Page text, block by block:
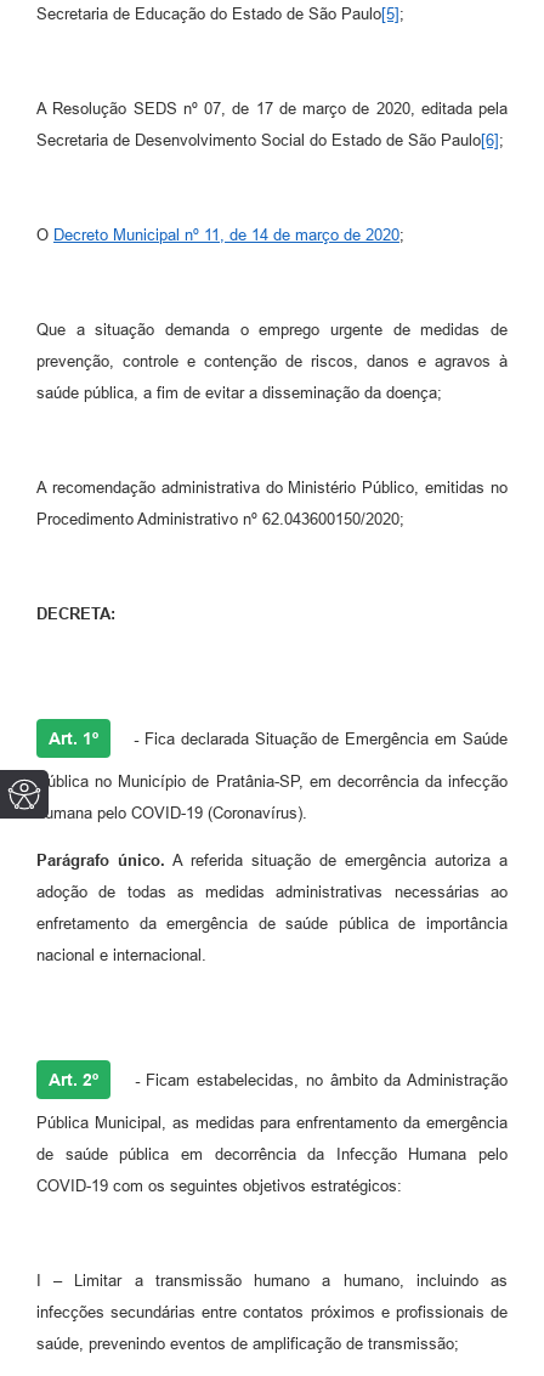
Secretaria de Educação do Estado de São Paulo[5] ;
A Resolução SEDS nº 07, de 17 de março de 2020, editada pela
Secretaria de Desenvolvimento Social do Estado de São Paulo[6] ;
O Decreto Municipal nº 11, de 14 de março de 2020;
Que a situação demanda o emprego urgente de medidas de
prevenção, controle e contenção de riscos, danos e agravos à
saúde pública, a fim de evitar a disseminação da doença;
A recomendação administrativa do Ministério Público, emitidas no
Procedimento Administrativo nº 62.043600150/2020;
DECRETA:
Art. 1º -Fica declarada Situação de Emergência em Saúde
Pública no Município de Pratânia-SP, em decorrência da infecção
humana pelo COVID-19 (Coronavírus).
Parágrafo único. A referida situação de emergência autoriza a
adoção de todas as medidas administrativas necessárias ao
enfretamento da emergência de saúde pública de importância
nacional e internacional.
Art. 2º -Ficam estabelecidas, no âmbito da Administração
Pública Municipal, as medidas para enfrentamento da emergência
de saúde pública em decorrência da Infecção Humana pelo
COVID-19 com os seguintes objetivos estratégicos:
I – Limitar a transmissão humano a humano, incluindo as
infecções secundárias entre contatos próximos e profissionais de
saúde, prevenindo eventos de amplificação de transmissão;